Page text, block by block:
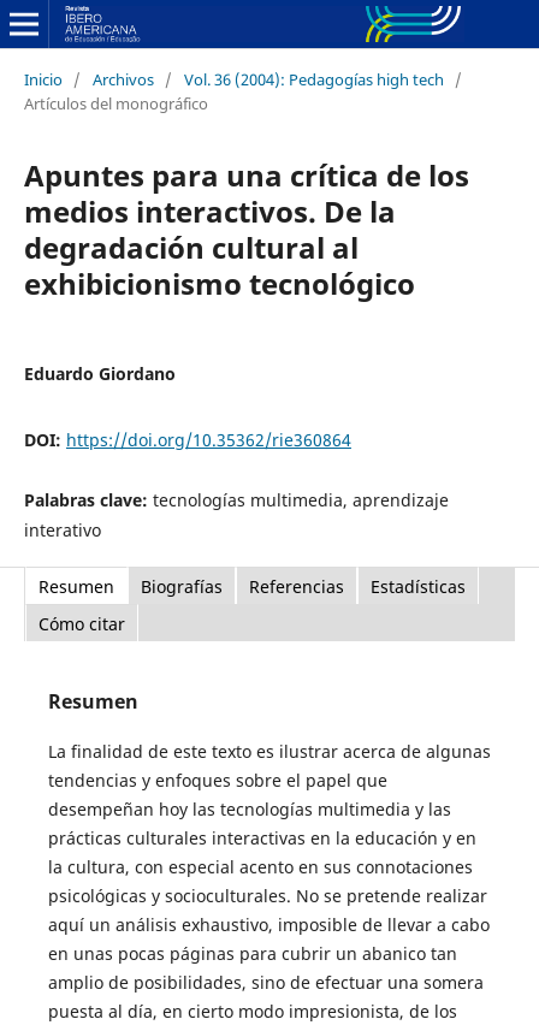
Inicio / Archivos / Vol. 36 (2004): Pedagogías high tech
/
Artículos del monográfico
Apuntes para una crítica de los
medios interactivos. De la
degradación cultural al
exhibicionismo tecnológico
Eduardo Giordano
DOI: https://doi.org/10.35362/rie360864
Palabras clave: tecnologías multimedia, aprendizaje
interativo
Resumen Biografías Referencias
Estadísticas
Cómo citar
Resumen
La finalidad de este texto es ilustrar acerca de algunas
tendencias y enfoques sobre el papel que
desempeñan hoy las tecnologías multimedia y las
prácticas culturales interactivas en la educación y en
la cultura, con especial acento en sus connotaciones
psicológicas y socioculturales. No se pretende realizar
aquí un análisis exhaustivo, imposible de llevar a cabo
en unas pocas páginas para cubrir un abanico tan
amplio de posibilidades, sino de efectuar una somera
puesta al día, en cierto modo impresionista, de los